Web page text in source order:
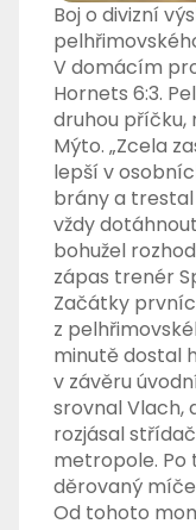
Boj o divizní
V domácím
Hornets 6:3.
druhou příčku,
Mýto. „Zcela
lepší v
brány a trestal
vždy
bohužel
zápas trenér
Začátky
z
minutě dostal
v závěru
srovnal Vlach,
rozjásal
metropole. Po
děrovaný
Od tohoto